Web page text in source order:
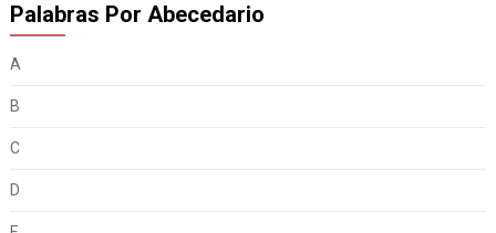
Palabras Por Abecedario
A
B
C
D